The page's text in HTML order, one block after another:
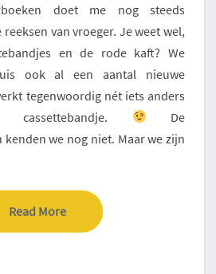
doet me nog steeds
van vroeger. Je weet wel,
en de rode kaft? We
ook al een aantal nieuwe
tegenwoordig nét iets anders
De
we nog niet. Maar we zijn
Read MoreRead More